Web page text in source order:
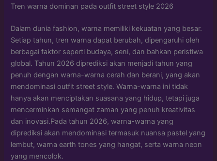
Tren warna dominan pada outfit street style 2026
Dalam dunia fashion, warna memiliki kekuatan yang besar.
Setiap tahun, tren warna dapat berubah, dipengaruhi oleh
berbagai faktor seperti budaya, seni, dan bahkan peristiwa
global. Tahun 2026 diprediksi akan menjadi tahun yang
penuh dengan warna-warna cerah dan berani, yang akan
mendominasi outfit street style. Warna-warna ini tidak
hanya akan menciptakan suasana yang hidup, tetapi juga
mencerminkan semangat zaman yang penuh kreativitas
dan inovasi.Pada tahun 2026, warna-warna yang
diprediksi akan mendominasi termasuk nuansa pastel yang
lembut, warna earth tones yang hangat, serta warna neon
yang mencolok.